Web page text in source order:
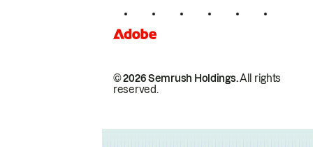
© 2026 Semrush Holdings.All rights
reserved.